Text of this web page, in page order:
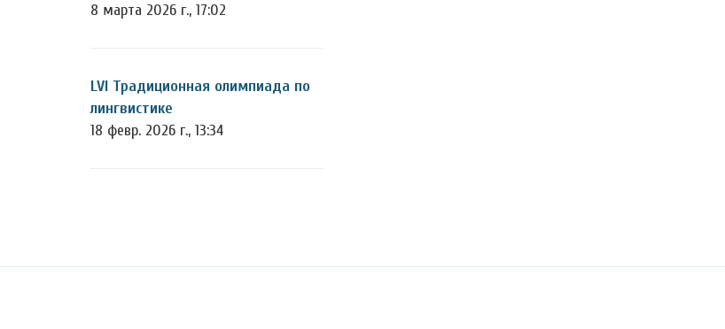
8 марта 2026 г., 17:02
LVI Традиционная олимпиада по
лингвистике
18 февр. 2026 г., 13:34